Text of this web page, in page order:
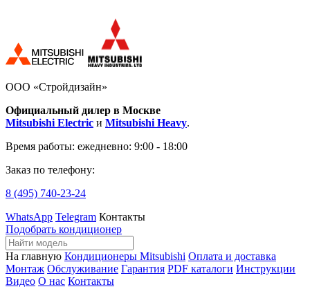
ООО «Стройдизайн»
Официальный дилер в Москве
Mitsubishi Electric и Mitsubishi Heavy.
Время работы: ежедневно: 9:00 - 18:00
Заказ по телефону:
8 (495) 740-23-24
WhatsApp Telegram Контакты
Подобрать кондиционер
На главную Кондиционеры Mitsubishi Оплата и доставка
Монтаж Обслуживание Гарантия PDF каталоги Инструкции
Видео О нас Контакты